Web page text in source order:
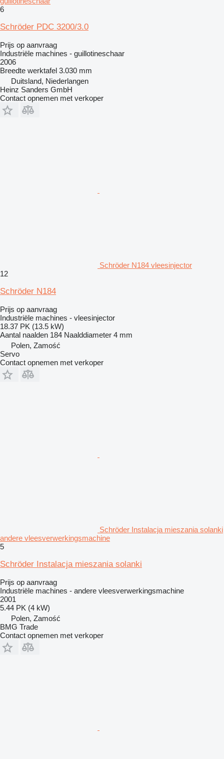
6
Schröder PDC 3200/3.0
Prijs op aanvraag
Industriële machines - guillotineschaar
2006
Breedte werktafel 3.030 mm
Duitsland, Niederlangen
Heinz Sanders GmbH
Contact opnemen met verkoper
Schröder N184 vleesinjector
12
Schröder N184
Prijs op aanvraag
Industriële machines - vleesinjector
18.37 PK (13.5 kW)
Aantal naalden 184 Naalddiameter 4 mm
Polen, Zamość
Servo
Contact opnemen met verkoper
Schröder Instalacja mieszania solanki
andere vleesverwerkingsmachine
5
Schröder Instalacja mieszania solanki
Prijs op aanvraag
Industriële machines - andere vleesverwerkingsmachine
2001
5.44 PK (4 kW)
Polen, Zamość
BMG Trade
Contact opnemen met verkoper